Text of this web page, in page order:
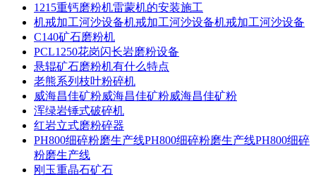
1215重钙磨粉机雷蒙机的安装施工
机戒加工河沙设备机戒加工河沙设备机戒加工河沙设备
C140矿石磨粉机
PCL1250花岗闪长岩磨粉设备
悬辊矿石磨粉机有什么特点
老熊系列枝叶粉碎机
威海昌佳矿粉威海昌佳矿粉威海昌佳矿粉
浑绿岩锤式破碎机
红岩立式磨粉碎器
PH800细碎粉磨生产线PH800细碎粉磨生产线PH800细碎
粉磨生产线
刚玉重晶石矿石